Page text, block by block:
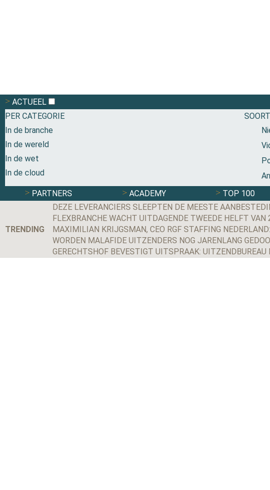
ACTUEEL
PER CATEGORIE
In de branche
In de wereld
In de wet
In de cloud
PARTNERS
ACADEMY TOP 100
TRENDING
DEZE LEVERANCIERS SLEEPTEN DE MEESTE
FLEXBRANCHE WACHT UITDAGENDE TWEEDE HELFT
MAXIMILIAN KRIJGSMAN, CEO RGF STAFFING
WORDEN MALAFIDE UITZENDERS NOG JARENLANG
GERECHTSHOF BEVESTIGT UITSPRAAK: